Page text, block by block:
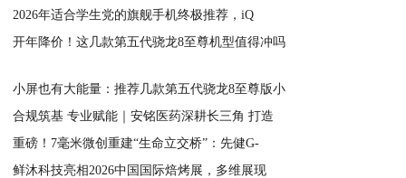
2026年适合学生党的旗舰手机终极推荐，iQ
开年降价！这几款第五代骁龙8至尊机型值得冲吗
小屏也有大能量：推荐几款第五代骁龙8至尊版小
合规筑基 专业赋能｜安铭医药深耕长三角 打造
重磅！7毫米微创重建“生命立交桥”：先健G-
鲜沐科技亮相2026中国国际焙烤展，多维展现